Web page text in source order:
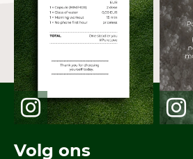
Volg ons